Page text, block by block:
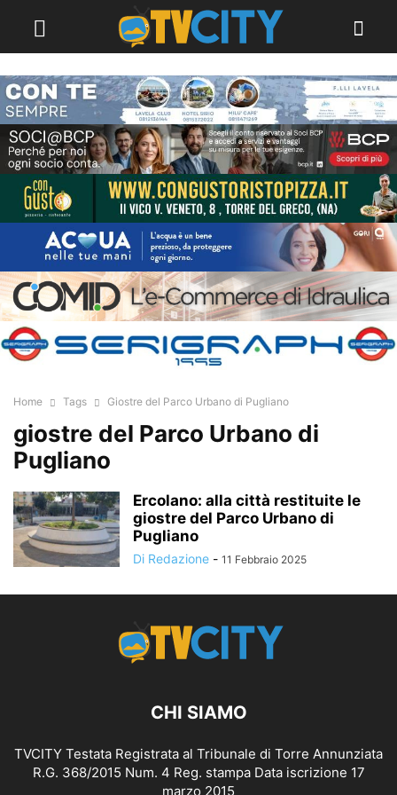
Home Tags Giostre del Parco Urbano di Pugliano
giostre del Parco Urbano di
Pugliano
Ercolano: alla città restituite le
giostre del Parco Urbano di
Pugliano
Di Redazione - 11 Febbraio 2025
CHI SIAMO
TVCITY Testata Registrata al Tribunale di Torre Annunziata
R.G. 368/2015 Num. 4 Reg. stampa Data iscrizione 17
marzo 2015